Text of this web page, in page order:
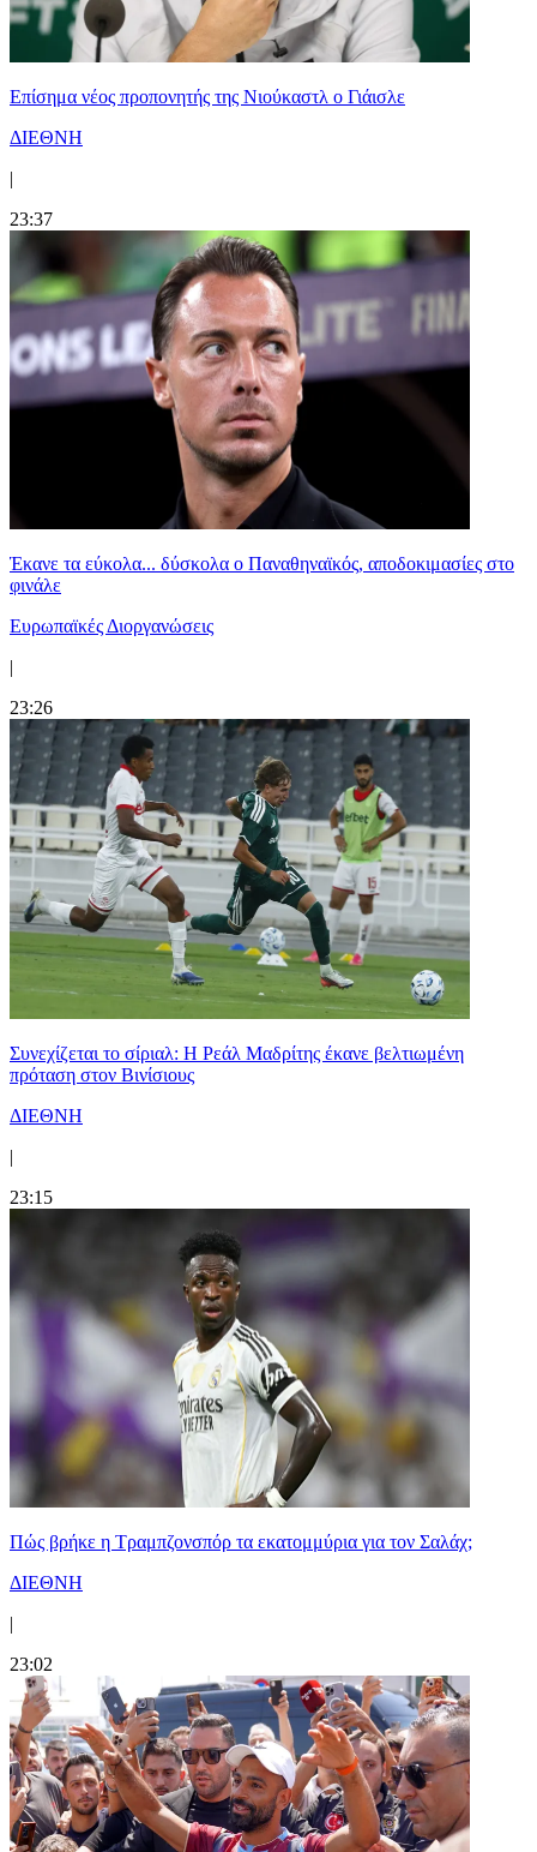
Επίσημα νέος προπονητής της Νιούκαστλ ο Γιάισλε
ΔΙΕΘΝΗ
|
23:37
Έκανε τα εύκολα... δύσκολα ο Παναθηναϊκός, αποδοκιμασίες στο
φινάλε
Ευρωπαϊκές Διοργανώσεις
|
23:26
Συνεχίζεται το σίριαλ: Η Ρεάλ Μαδρίτης έκανε βελτιωμένη
πρόταση στον Βινίσιους
ΔΙΕΘΝΗ
|
23:15
Πώς βρήκε η Τραμπζονσπόρ τα εκατομμύρια για τον Σαλάχ;
ΔΙΕΘΝΗ
|
23:02